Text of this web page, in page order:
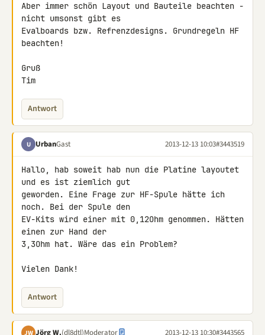
Aber immer schön Layout und Bauteile beachten -
nicht umsonst gibt es
Evalboards bzw. Refrenzdesigns. Grundregeln HF
beachten!
Gruß
Tim
Antwort
U UrbanGast 2013-12-13 10:03#3443519
Hallo, hab soweit hab nun die Platine layoutet
und es ist ziemlich gut
geworden. Eine Frage zur HF-Spule hätte ich
noch. Bei der Spule den
EV-Kits wird einer mit 0,12Ohm genommen. Hätten
einen zur Hand der
3,3Ohm hat. Wäre das ein Problem?
Vielen Dank!
Antwort
JW Jörg W.(dl8dtl)Moderator 2013-12-13 10:30#3443565